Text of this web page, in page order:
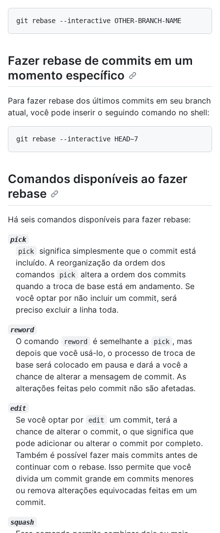
Fazer rebase de commits em um
momento específico
Para fazer rebase dos últimos commits em seu branch
atual, você pode inserir o seguindo comando no shell:
Comandos disponíveis ao fazer
rebase
Há seis comandos disponíveis para fazer rebase:
pick
pick
significa simplesmente que o commit está
incluído. A reorganização da ordem dos
comandos
pick
altera a ordem dos commits
quando a troca de base está em andamento. Se
você optar por não incluir um commit, será
preciso excluir a linha toda.
reword
O comando reword é semelhante a pick , mas
depois que você usá-lo, o processo de troca de
base será colocado em pausa e dará a você a
chance de alterar a mensagem de commit. As
alterações feitas pelo commit não são afetadas.
edit
Se você optar por edit
um commit, terá a
chance de alterar o commit, o que significa que
pode adicionar ou alterar o commit por completo.
Também é possível fazer mais commits antes de
continuar com o rebase. Isso permite que você
divida um commit grande em commits menores
ou remova alterações equivocadas feitas em um
commit.
squash